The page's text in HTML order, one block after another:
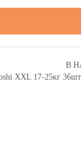
XXL 17-25кг